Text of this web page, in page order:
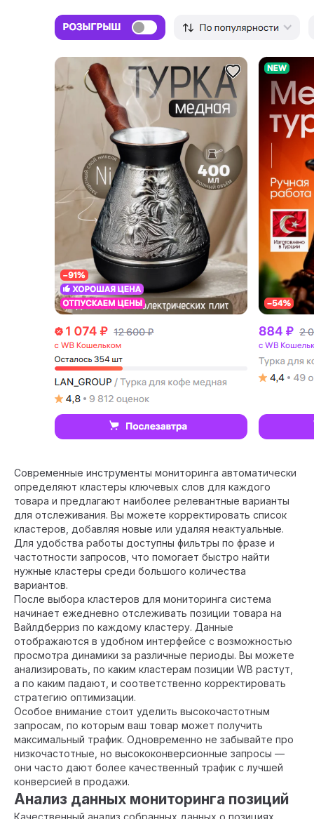
Современные инструменты мониторинга автоматически
определяют кластеры ключевых слов для каждого
товара и предлагают наиболее релевантные варианты
для отслеживания. Вы можете корректировать список
кластеров, добавляя новые или удаляя неактуальные.
Для удобства работы доступны фильтры по фразе и
частотности запросов, что помогает быстро найти
нужные кластеры среди большого количества
вариантов.
После выбора кластеров для мониторинга система
начинает ежедневно отслеживать позиции товара на
Вайлдберриз по каждому кластеру. Данные
отображаются в удобном интерфейсе с возможностью
просмотра динамики за различные периоды. Вы можете
анализировать, по каким кластерам позиции WB растут,
а по каким падают, и соответственно корректировать
стратегию оптимизации.
Особое внимание стоит уделить высокочастотным
запросам, по которым ваш товар может получить
максимальный трафик. Одновременно не забывайте про
низкочастотные, но высококонверсионные запросы —
они часто дают более качественный трафик с лучшей
конверсией в продажи.
Анализ данных мониторинга позиций
Качественный анализ собранных данных о позициях